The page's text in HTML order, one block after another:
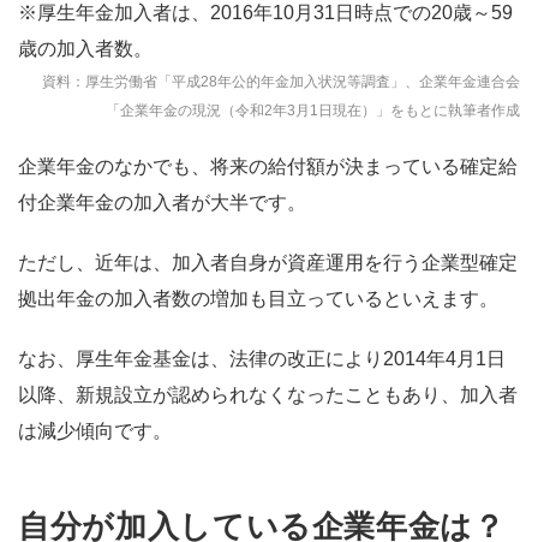
※厚生年金加入者は、2016年10月31日時点での20歳～59
歳の加入者数。
資料：厚生労働省「平成28年公的年金加入状況等調査」、企業年金連合会
「企業年金の現況（令和2年3月1日現在）」をもとに執筆者作成
企業年金のなかでも、将来の給付額が決まっている確定給
付企業年金の加入者が大半です。
ただし、近年は、加入者自身が資産運用を行う企業型確定
拠出年金の加入者数の増加も目立っているといえます。
なお、厚生年金基金は、法律の改正により2014年4月1日
以降、新規設立が認められなくなったこともあり、加入者
は減少傾向です。
自分が加入している企業年金は？